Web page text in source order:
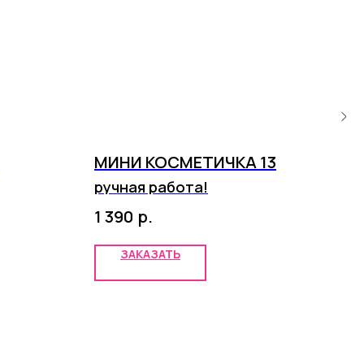
МИНИ КОСМЕТИЧКА 13
ручная работа!
1 390 р.
ЗАКАЗАТЬ